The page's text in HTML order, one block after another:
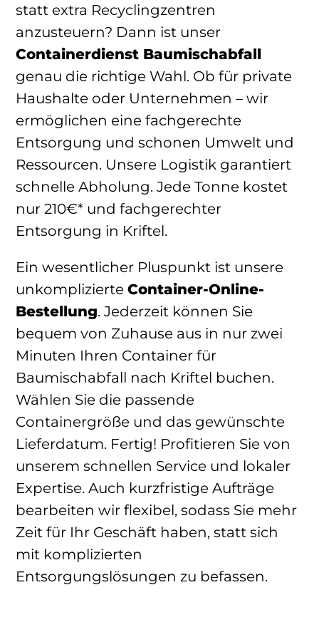
statt extra Recyclingzentren
anzusteuern? Dann ist unser
Containerdienst Baumischabfall
genau die richtige Wahl. Ob für private
Haushalte oder Unternehmen – wir
ermöglichen eine fachgerechte
Entsorgung und schonen Umwelt und
Ressourcen. Unsere Logistik garantiert
schnelle Abholung. Jede Tonne kostet
nur 210€* und fachgerechter
Entsorgung in Kriftel.
Ein wesentlicher Pluspunkt ist unsere
unkomplizierte Container-Online-
Bestellung. Jederzeit können Sie
bequem von Zuhause aus in nur zwei
Minuten Ihren Container für
Baumischabfall nach Kriftel buchen.
Wählen Sie die passende
Containergröße und das gewünschte
Lieferdatum. Fertig! Profitieren Sie von
unserem schnellen Service und lokaler
Expertise. Auch kurzfristige Aufträge
bearbeiten wir flexibel, sodass Sie mehr
Zeit für Ihr Geschäft haben, statt sich
mit komplizierten
Entsorgungslösungen zu befassen.